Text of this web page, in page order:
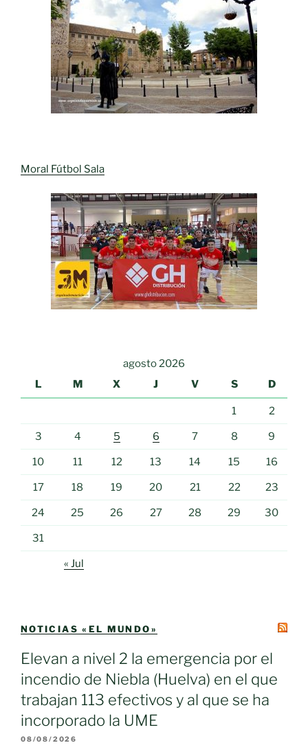
Moral Fútbol Sala
agosto 2026
L
M X J V S D
1 2
3 4 5 6 7 8 9
10 11 12 13 14 15 16
17 18 19 20 21 22 23
24 25 26 27 28 29 30
31
« Jul
NOTICIAS «EL MUNDO»
Elevan a nivel 2 la emergencia por el
incendio de Niebla (Huelva) en el que
trabajan 113 efectivos y al que se ha
incorporado la UME
08/08/2026